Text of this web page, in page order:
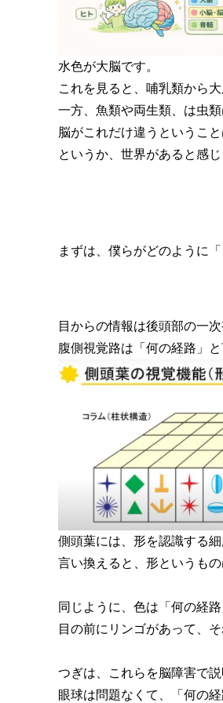
水色が大脳です。
これを見ると、哺乳類から
一方、魚類や両生類、は虫
脳がこれだけ違うというこ
というか、世界があると感
まずは、僕らがどのように
目からの情報は後頭部の一
腹側視覚路は「何の経路」
側頭葉には、形を認識する
言い換えると、形というも
同じように、色は「何の経
目の前にリンゴがあって、
つぎは、これらを脳障害で説
眼球は問題なくて、「何の